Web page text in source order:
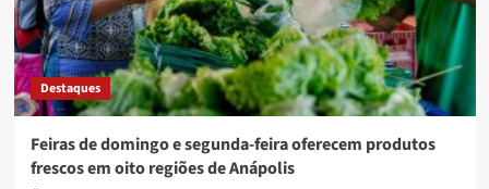
Destaques
Feiras de domingo e segunda-feira oferecem produtos
frescos em oito regiões de Anápolis